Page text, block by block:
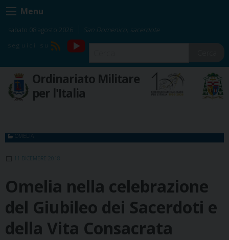
Skip
to
content
Menu
sabato 08 agosto 2026 San Domenico, sacerdote
RSS
YouTube
Ordinariato Militare
per l'Italia
OMELIA
11 DICEMBRE 2018
Omelia nella celebrazione
del Giubileo dei Sacerdoti e
della Vita Consacrata